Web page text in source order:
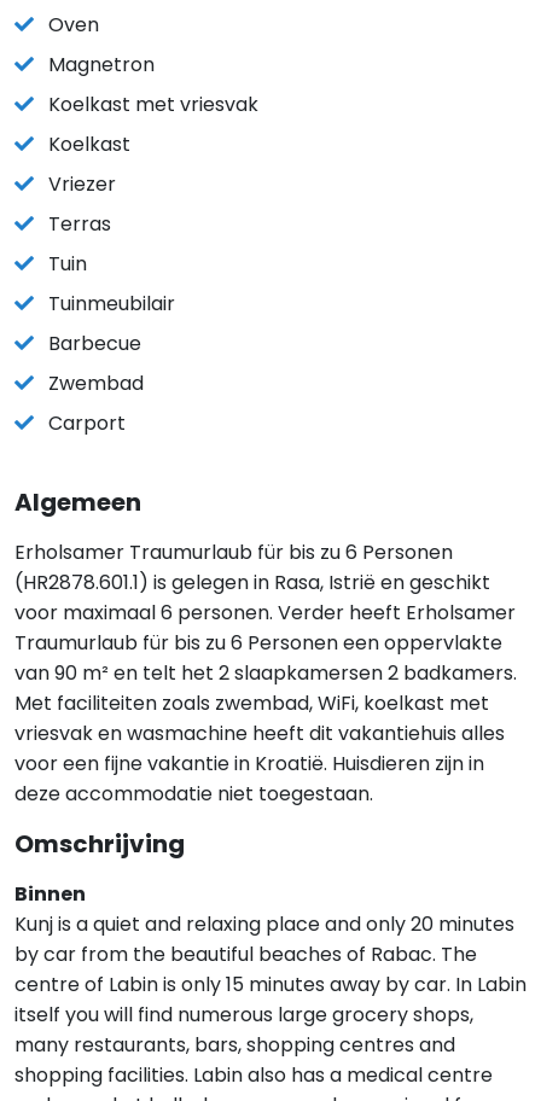
Oven
Magnetron
Koelkast met vriesvak
Koelkast
Vriezer
Terras
Tuin
Tuinmeubilair
Barbecue
Zwembad
Carport
Algemeen
Erholsamer Traumurlaub für bis zu 6 Personen
(HR2878.601.1) is gelegen in Rasa, Istrië en geschikt
voor maximaal 6 personen. Verder heeft Erholsamer
Traumurlaub für bis zu 6 Personen een oppervlakte
van 90 m² en telt het 2 slaapkamersen 2 badkamers.
Met faciliteiten zoals zwembad, WiFi, koelkast met
vriesvak en wasmachine heeft dit vakantiehuis alles
voor een fijne vakantie in Kroatië. Huisdieren zijn in
deze accommodatie niet toegestaan.
Omschrijving
Binnen
Kunj is a quiet and relaxing place and only 20 minutes
by car from the beautiful beaches of Rabac. The
centre of Labin is only 15 minutes away by car. In Labin
itself you will find numerous large grocery shops,
many restaurants, bars, shopping centres and
shopping facilities. Labin also has a medical centre